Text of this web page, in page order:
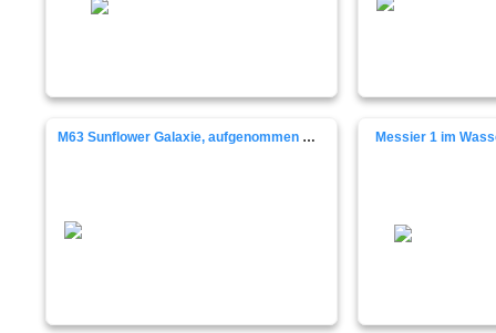
M63 Sunflower Galaxie, aufgenommen mit Celestron C8 EdgeHD Messier 1 im